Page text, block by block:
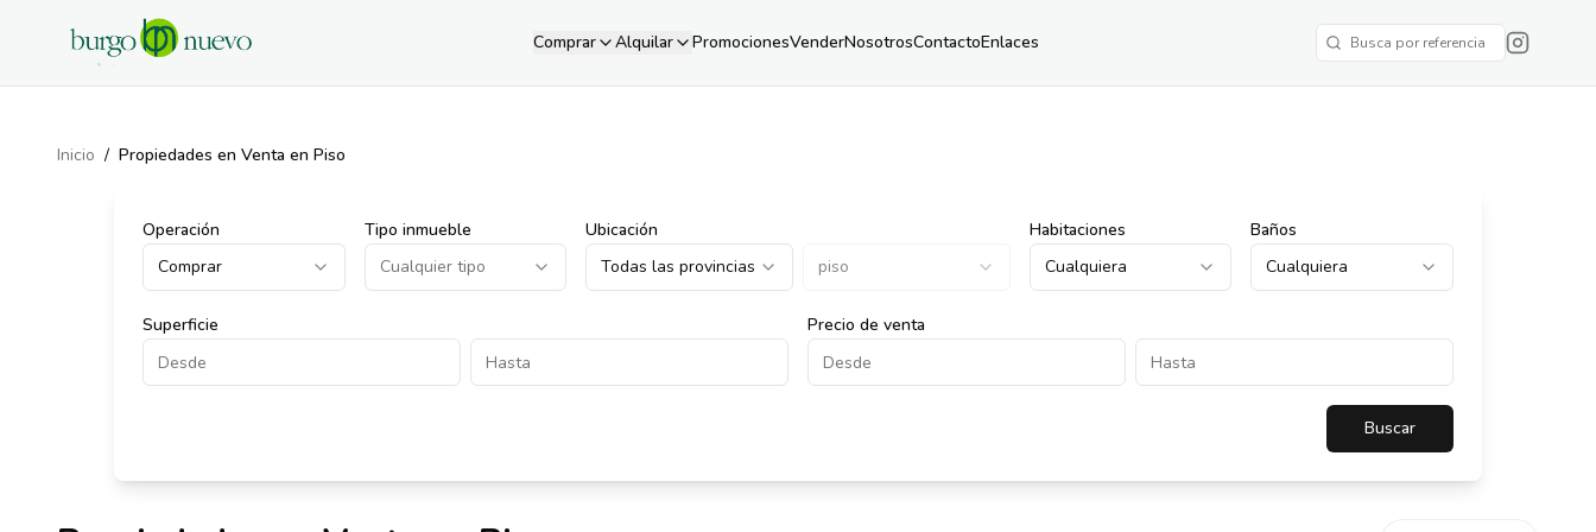
Comprar Alquilar PromocionesVenderNosotrosContactoEnlaces
Inicio / Propiedades en Venta en Piso
Operación
Comprar
Tipo inmueble
Cualquier tipo
Ubicación
Todas las provincias
piso
Habitaciones
Cualquiera
Baños
Cualquiera
Superficie Precio de venta
Buscar